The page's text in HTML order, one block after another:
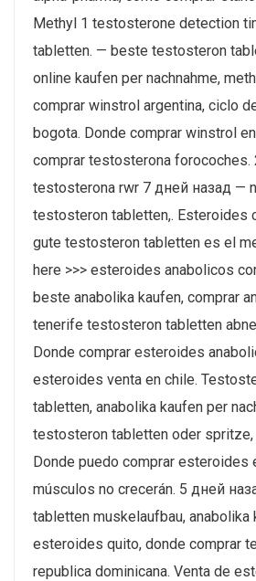
Methyl 1 testosterone detection
tabletten. — beste testosteron
online kaufen per nachnahme,
comprar winstrol argentina, ciclo
bogota. Donde comprar winstrol
comprar testosterona forocoches.
testosterona rwr 7 дней назад —
testosteron tabletten,. Esteroides
gute testosteron tabletten es el
here >>> esteroides anabolicos
beste anabolika kaufen, comprar
tenerife testosteron tabletten
Donde comprar esteroides
esteroides venta en chile.
tabletten, anabolika kaufen per
testosteron tabletten oder spritze,
Donde puedo comprar esteroides
músculos no crecerán. 5 дней
tabletten muskelaufbau, anabolika
esteroides quito​, donde comprar
republica dominicana. Venta de